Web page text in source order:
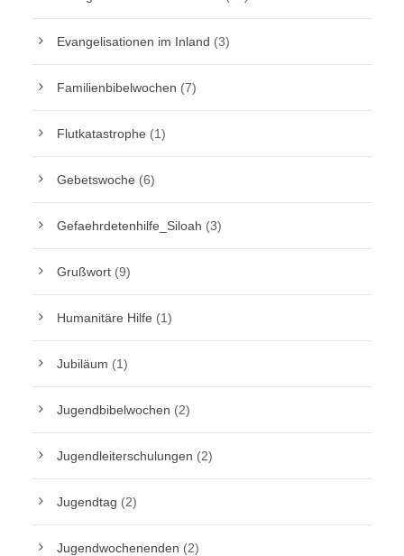
Evangelisationen im Inland (3)
Familienbibelwochen (7)
Flutkatastrophe (1)
Gebetswoche (6)
Gefaehrdetenhilfe_Siloah (3)
Grußwort (9)
Humanitäre Hilfe (1)
Jubiläum (1)
Jugendbibelwochen (2)
Jugendleiterschulungen (2)
Jugendtag (2)
Jugendwochenenden (2)